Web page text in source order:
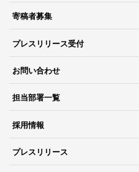
寄稿者募集
プレスリリース受付
お問い合わせ
担当部署一覧
採用情報
プレスリリース